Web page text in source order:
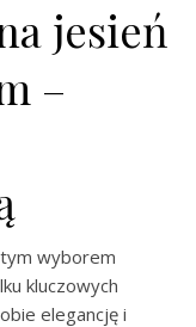
jesień
–
wyborem
kluczowych
elegancję i